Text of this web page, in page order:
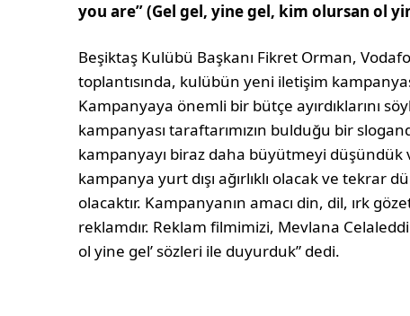
you are” (Gel gel, yine gel, kim olursan ol
Beşiktaş Kulübü Başkanı Fikret Orman,
toplantısında, kulübün yeni iletişim
Kampanyaya önemli bir bütçe ayırdıklarını
kampanyası taraftarımızın bulduğu bir
kampanyayı biraz daha büyütmeyi düşündük
kampanya yurt dışı ağırlıklı olacak ve tekrar
olacaktır. Kampanyanın amacı din, dil, ırk
reklamdır. Reklam filmimizi, Mevlana
ol yine gel’ sözleri ile duyurduk” dedi.